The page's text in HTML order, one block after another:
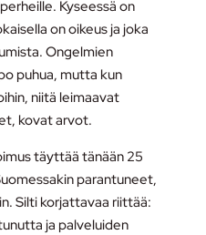
Kyseessä on
on oikeus ja joka
Ongelmien
puhua, mutta kun
niitä leimaavat
kovat arvot.
täyttää tänään 25
parantuneet,
Silti korjattavaa riittää:
ja palveluiden